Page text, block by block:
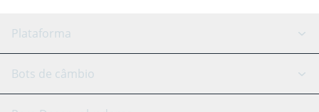
Plataforma
Bot GRID
Bots de câmbio